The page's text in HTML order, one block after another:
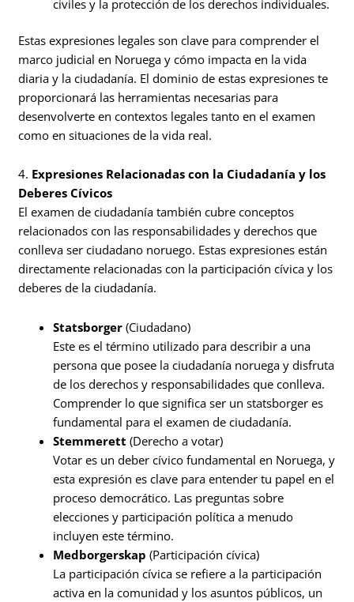
civiles y la protección de los derechos individuales.
Estas expresiones legales son clave para comprender el
marco judicial en Noruega y cómo impacta en la vida
diaria y la ciudadanía. El dominio de estas expresiones te
proporcionará las herramientas necesarias para
desenvolverte en contextos legales tanto en el examen
como en situaciones de la vida real.
4. Expresiones Relacionadas con la Ciudadanía y los
Deberes Cívicos
El examen de ciudadanía también cubre conceptos
relacionados con las responsabilidades y derechos que
conlleva ser ciudadano noruego. Estas expresiones están
directamente relacionadas con la participación cívica y los
deberes de la ciudadanía.
Statsborger (Ciudadano)
Este es el término utilizado para describir a una
persona que posee la ciudadanía noruega y disfruta
de los derechos y responsabilidades que conlleva.
Comprender lo que significa ser un statsborger es
fundamental para el examen de ciudadanía.
Stemmerett (Derecho a votar)
Votar es un deber cívico fundamental en Noruega, y
esta expresión es clave para entender tu papel en el
proceso democrático. Las preguntas sobre
elecciones y participación política a menudo
incluyen este término.
Medborgerskap (Participación cívica)
La participación cívica se refiere a la participación
activa en la comunidad y los asuntos públicos, un